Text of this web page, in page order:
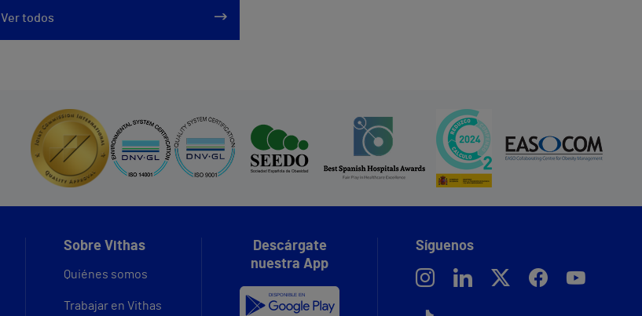
Ver todos
Sobre Vithas
Quiénes somos
Trabajar en Vithas
Descárgate
nuestra App
Síguenos